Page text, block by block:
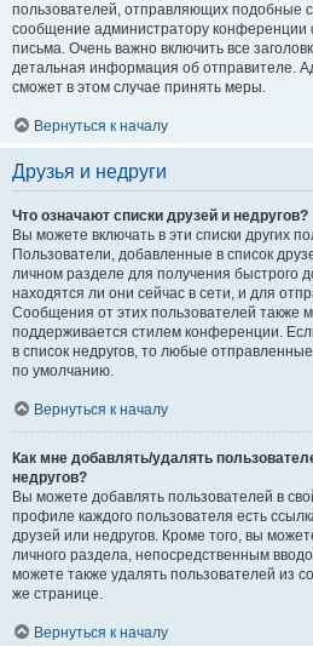
пользователей, отправляющих подобные
сообщение администратору конференции
письма. Очень важно включить все
детальная информация об отправителе.
сможет в этом случае принять меры.
Вернуться к началу
Друзья и недруги
Что означают списки друзей и недругов?
Вы можете включать в эти списки других
Пользователи, добавленные в список
личном разделе для получения быстрого
находятся ли они сейчас в сети, и для
Сообщения от этих пользователей также
поддерживается стилем конференции.
в список недругов, то любые
по умолчанию.
Вернуться к началу
Как мне добавлять/удалять
недругов?
Вы можете добавлять пользователей в
профиле каждого пользователя есть
друзей или недругов. Кроме того, вы
личного раздела, непосредственным
можете также удалять пользователей из
же странице.
Вернуться к началу